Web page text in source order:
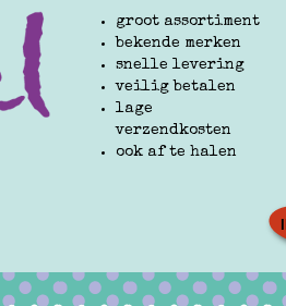
groot assortiment
bekende merken
snelle levering
veilig betalen
lage
verzendkosten
ook af te halen